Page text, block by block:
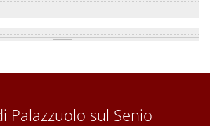
Palazzuolo sul Senio